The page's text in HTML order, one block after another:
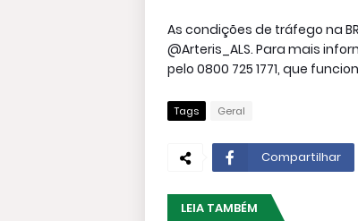
As condições de tráfego na
@Arteris_ALS. Para mais
pelo 0800 725 1771, que
Tags Geral
Compartilhar
LEIA TAMBÉM